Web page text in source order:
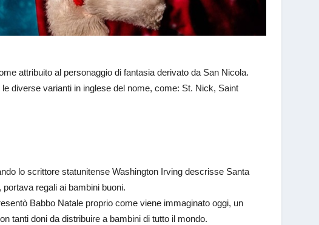
attribuito al personaggio di fantasia derivato da San Nicola.
diverse varianti in inglese del nome, come: St. Nick, Saint
lo scrittore statunitense Washington Irving descrisse Santa
regali ai bambini buoni.
Babbo Natale proprio come viene immaginato oggi, un
tanti doni da distribuire a bambini di tutto il mondo.